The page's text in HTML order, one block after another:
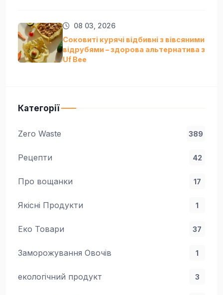
08 03, 2026
Соковиті курячі відбивні з вівсяними
відрубями – здорова альтернатива з
Uf Bee
Категорії
Zero Waste 389
Рецепти 42
Про вощанки 17
Якісні Продукти 1
Еко Товари 37
Заморожування Овочів 1
екологічний продукт 3